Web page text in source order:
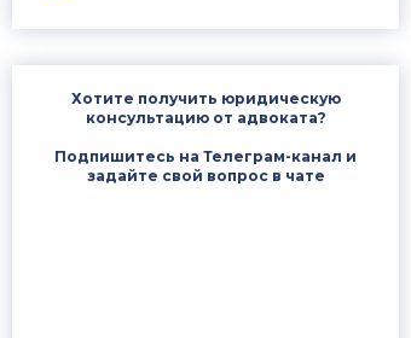
Хотите получить юридическую
консультацию от адвоката?
Подпишитесь на Телеграм-канал и
задайте свой вопрос в чате